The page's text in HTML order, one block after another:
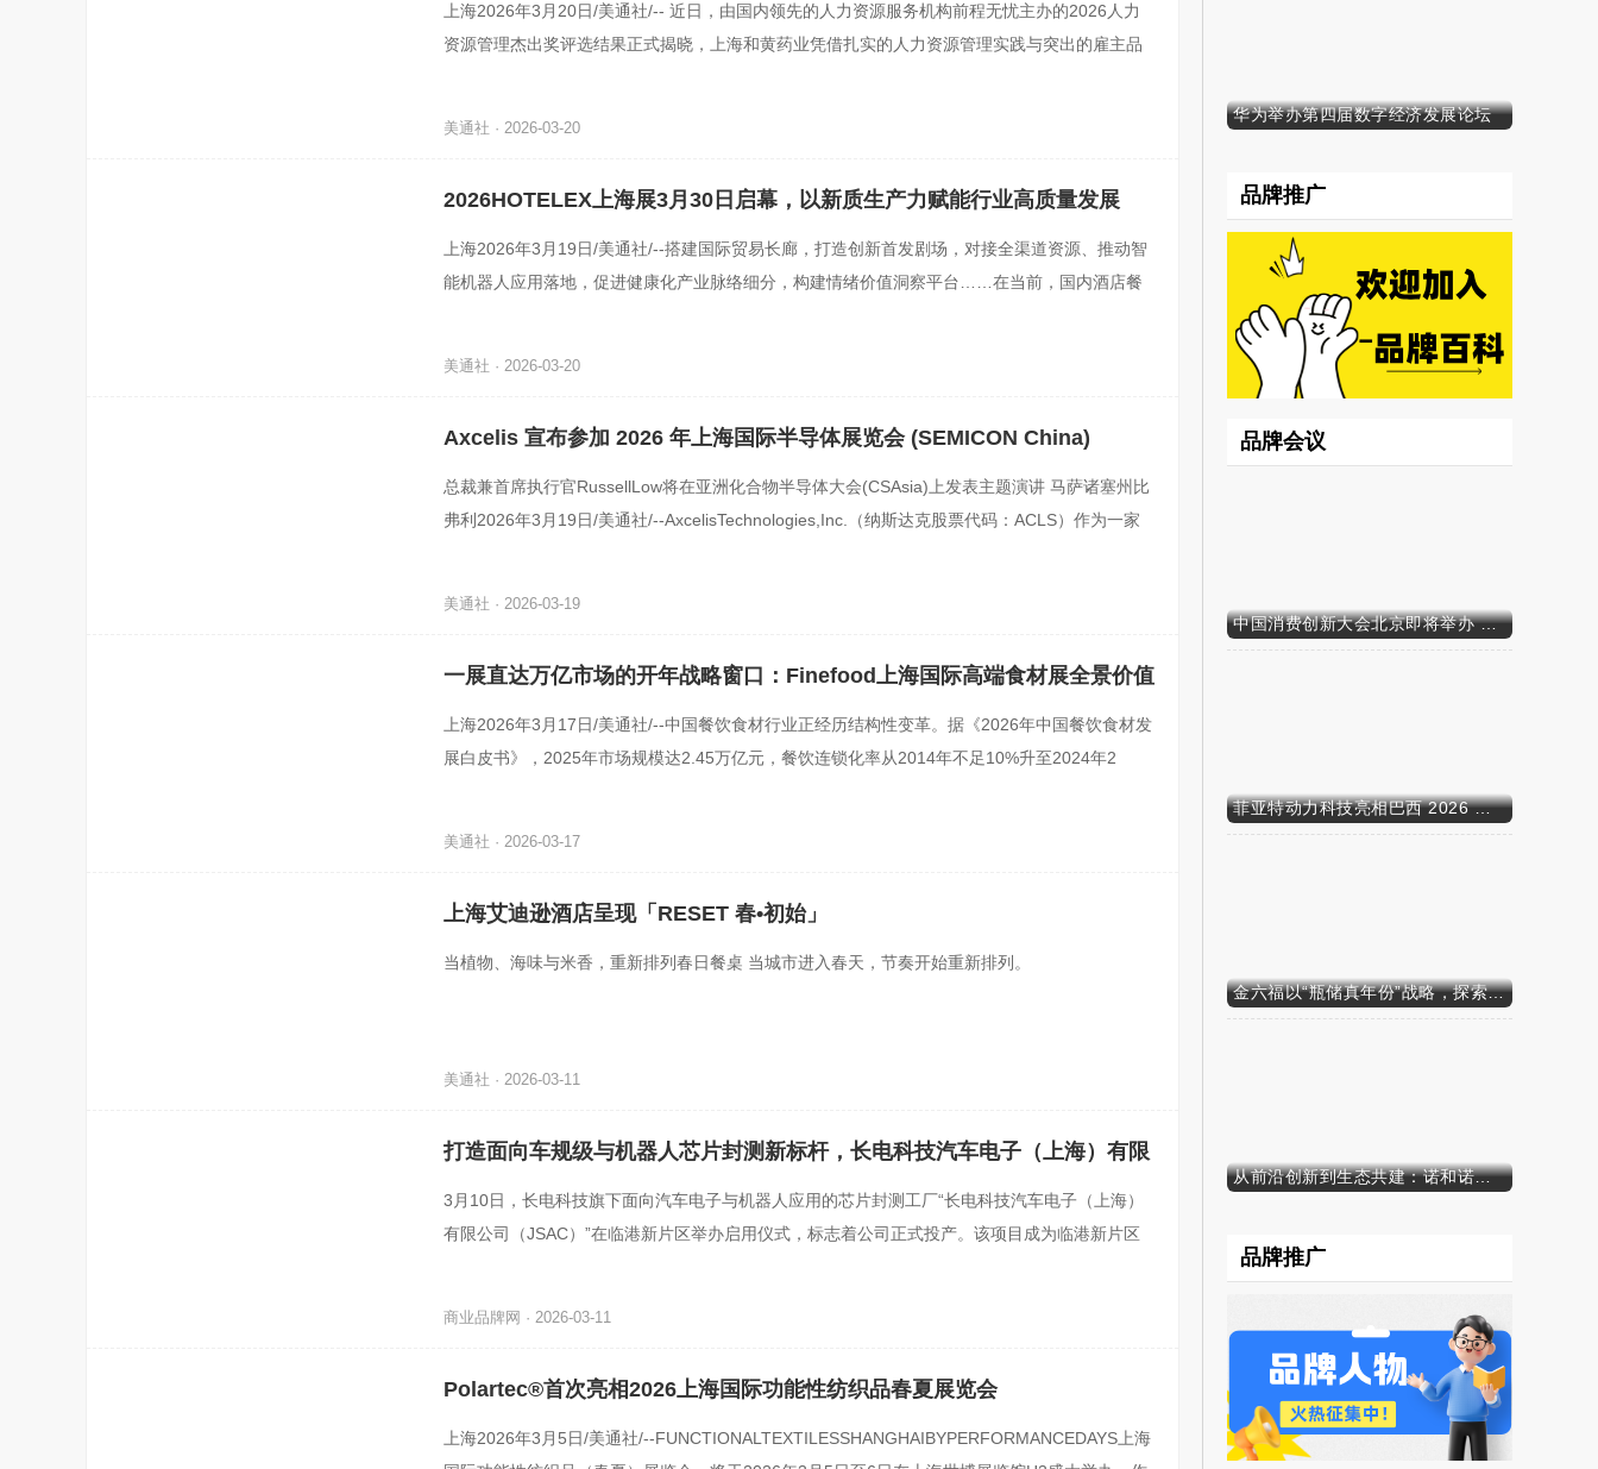
上海2026年3月20日/美通社/-- 近日，由国内领先的人力资源服务机构前程无忧主办的2026人力
资源管理杰出奖评选结果正式揭晓，上海和黄药业凭借扎实的人力资源管理实践与突出的雇主品
美通社 · 2026-03-20
2026HOTELEX上海展3月30日启幕，以新质生产力赋能行业高质量发展
上海2026年3月19日/美通社/--搭建国际贸易长廊，打造创新首发剧场，对接全渠道资源、推动智
能机器人应用落地，促进健康化产业脉络细分，构建情绪价值洞察平台……在当前，国内酒店餐
美通社 · 2026-03-20
Axcelis 宣布参加 2026 年上海国际半导体展览会 (SEMICON China)
总裁兼首席执行官RussellLow将在亚洲化合物半导体大会(CSAsia)上发表主题演讲 马萨诸塞州比
弗利2026年3月19日/美通社/--AxcelisTechnologies,Inc.（纳斯达克股票代码：ACLS）作为一家
美通社 · 2026-03-19
一展直达万亿市场的开年战略窗口：Finefood上海国际高端食材展全景价值
上海2026年3月17日/美通社/--中国餐饮食材行业正经历结构性变革。据《2026年中国餐饮食材发
展白皮书》，2025年市场规模达2.45万亿元，餐饮连锁化率从2014年不足10%升至2024年2
美通社 · 2026-03-17
上海艾迪逊酒店呈现「RESET 春•初始」
当植物、海味与米香，重新排列春日餐桌 当城市进入春天，节奏开始重新排列。
美通社 · 2026-03-11
打造面向车规级与机器人芯片封测新标杆，长电科技汽车电子（上海）有限
3月10日，长电科技旗下面向汽车电子与机器人应用的芯片封测工厂“长电科技汽车电子（上海）
有限公司（JSAC）”在临港新片区举办启用仪式，标志着公司正式投产。该项目成为临港新片区
商业品牌网 · 2026-03-11
Polartec®首次亮相2026上海国际功能性纺织品春夏展览会
上海2026年3月5日/美通社/--FUNCTIONALTEXTILESSHANGHAIBYPERFORMANCEDAYS上海
华为举办第四届数字经济发展论坛
品牌推广
品牌会议
中国消费创新大会北京即将举办 携手智迈电动车引领消费新时代
菲亚特动力科技亮相巴西 2026 年农业展，动力技术提升到新高度
金六福以“瓶储真年份”战略，探索白酒行业价值新范式
从前沿创新到生态共建：诺和诺德参加中国发展高层论坛2026年年会，携“中国同创”新里程碑深化对华承诺
品牌推广